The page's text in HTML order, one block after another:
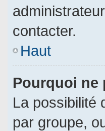
contacter.
Haut
Pourquoi ne
La possibilité
par groupe,